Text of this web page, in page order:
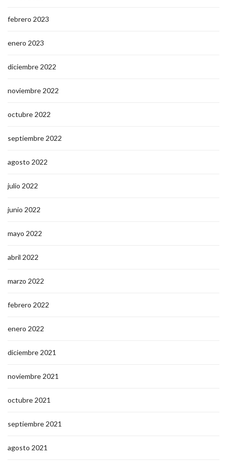
febrero 2023
enero 2023
diciembre 2022
noviembre 2022
octubre 2022
septiembre 2022
agosto 2022
julio 2022
junio 2022
mayo 2022
abril 2022
marzo 2022
febrero 2022
enero 2022
diciembre 2021
noviembre 2021
octubre 2021
septiembre 2021
agosto 2021